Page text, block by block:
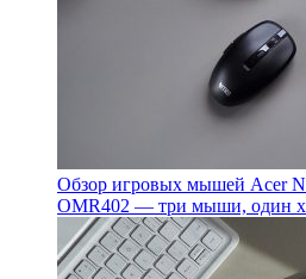
Обзор игровых мышей Acer
OMR402 — три мыши, один